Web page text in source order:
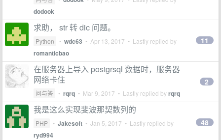
dodook
求助， str 转 dic 问题。
Python • wdc63 • Apr 13, 2017 • Lastly replied by
romanticbao
11
在服务器上导入 postgrsql 数据时，服务器
网络卡住
问与答 • rqrq • Mar 9, 2017 • Lastly replied byrqrq
2
我是这么实现斐波那契数列的
PHP • Jakesoft • Jan 5, 2017 • Lastly replied by
ryd994
48